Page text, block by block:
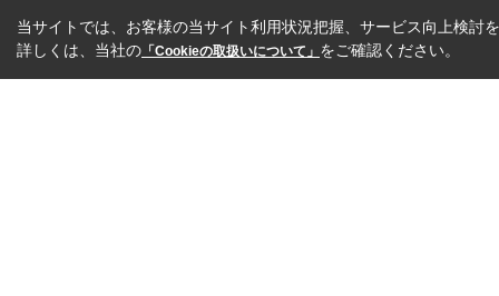
当サイトでは、お客様の当サイト利用状況把握、サービス向上検討
詳しくは、当社の 「Cookieの取扱いについて」 をご確認ください。